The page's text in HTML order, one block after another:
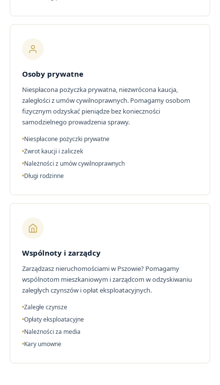
Osoby prywatne
Niespłacona pożyczka prywatna, niezwrócona kaucja,
zaległości z umów cywilnoprawnych. Pomagamy osobom
fizycznym odzyskać pieniądze bez konieczności
samodzielnego prowadzenia sprawy.
Niespłacone pożyczki prywatne
Zwrot kaucji i zaliczek
Należności z umów cywilnoprawnych
Długi rodzinne
Wspólnoty i zarządcy
Zarządzasz nieruchomościami w Pszowie? Pomagamy
wspólnotom mieszkaniowym i zarządcom w odzyskiwaniu
zaległych czynszów i opłat eksploatacyjnych.
Zaległe czynsze
Opłaty eksploatacyjne
Należności za media
Kary umowne